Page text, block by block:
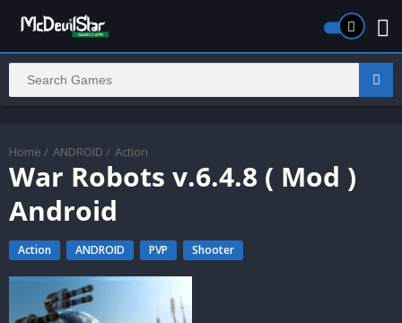
Home / ANDROID / Action
War Robots v.6.4.8 ( Mod )
Android
Action ANDROID PVP Shooter